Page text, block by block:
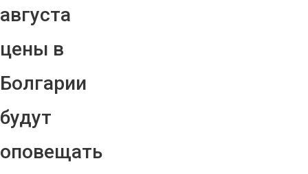
августа
цены в
Болгарии
будут
оповещать